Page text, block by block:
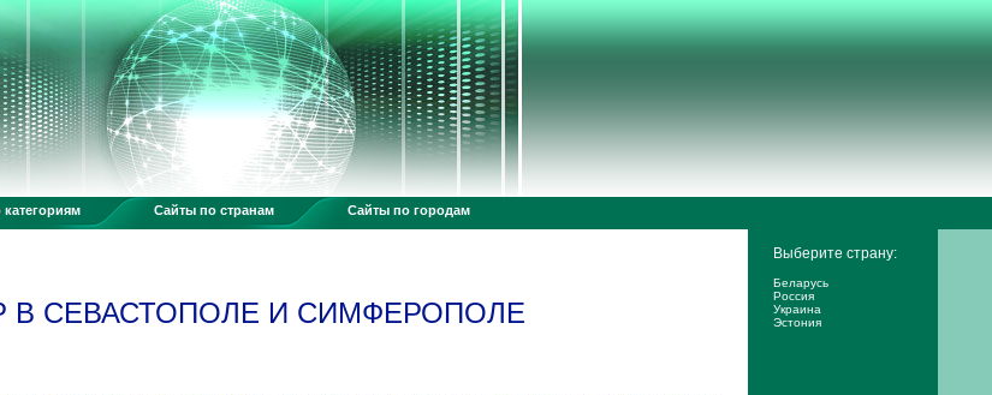
Сайты по странам Сайты по городам
В СЕВАСТОПОЛЕ И СИМФЕРОПОЛЕ
Выберите страну:
Беларусь
Россия
Украина
Эстония